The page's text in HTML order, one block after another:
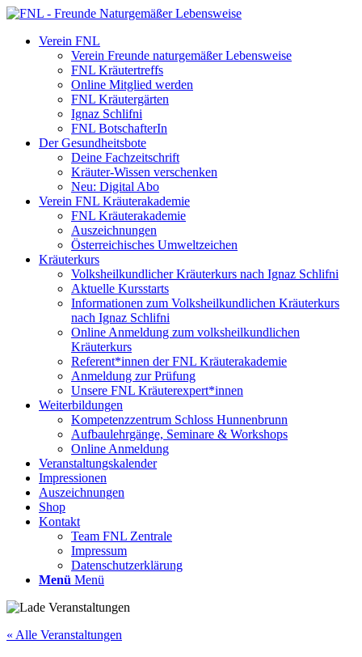
Verein FNL
Verein Freunde naturgemäßer Lebensweise
FNL Kräutertreffs
Online Mitglied werden
FNL Kräutergärten
Ignaz Schlifni
FNL BotschafterIn
Der Gesundheitsbote
Deine Fachzeitschrift
Kräuter-Wissen verschenken
Neu: Digital Abo
Verein FNL Kräuterakademie
FNL Kräuterakademie
Auszeichnungen
Österreichisches Umweltzeichen
Kräuterkurs
Volksheilkundlicher Kräuterkurs nach Ignaz Schlifni
Aktuelle Kursstarts
Informationen zum Volksheilkundlichen Kräuterkurs
nach Ignaz Schlifni
Online Anmeldung zum volksheilkundlichen
Kräuterkurs
Referent*innen der FNL Kräuterakademie
Anmeldung zur Prüfung
Unsere FNL Kräuterexpert*innen
Weiterbildungen
Kompetenzzentrum Schloss Hunnenbrunn
Aufbaulehrgänge, Seminare & Workshops
Online Anmeldung
Veranstaltungskalender
Impressionen
Auszeichnungen
Shop
Kontakt
Team FNL Zentrale
Impressum
Datenschutzerklärung
Menü Menü
« Alle Veranstaltungen